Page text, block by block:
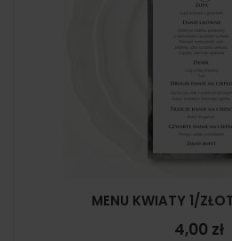
MENU KWIATY 1/
4,00 zł